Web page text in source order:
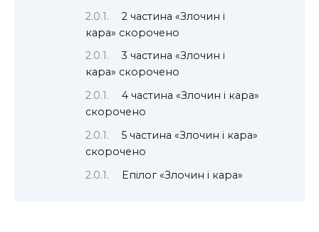
2 частина «Злочин і
кара» скорочено
3 частина «Злочин і
кара» скорочено
4 частина «Злочин і кара»
скорочено
5 частина «Злочин і кара»
скорочено
Епілог «Злочин і кара»